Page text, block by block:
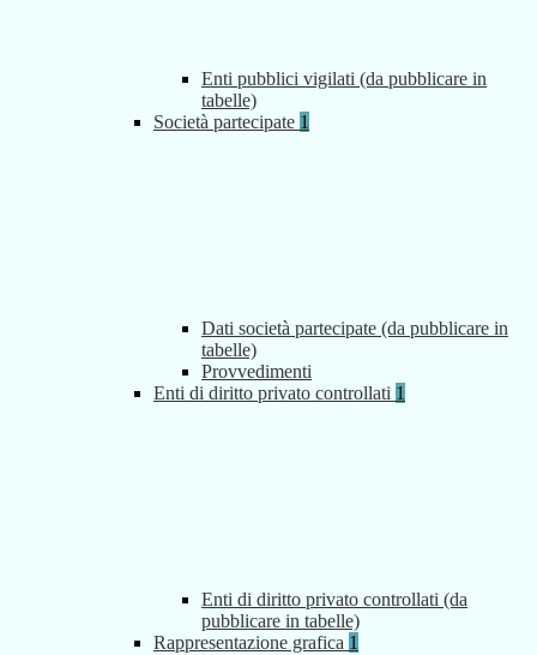
Enti pubblici vigilati (da pubblicare in
tabelle)
Società partecipate 1
Dati società partecipate (da pubblicare in
tabelle)
Provvedimenti
Enti di diritto privato controllati 1
Enti di diritto privato controllati (da
pubblicare in tabelle)
Rappresentazione grafica 1